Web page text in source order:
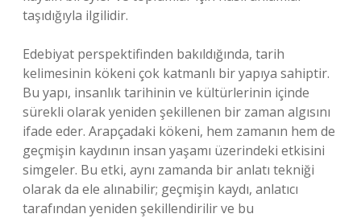
taşıdığıyla ilgilidir.
Edebiyat perspektifinden bakıldığında, tarih
kelimesinin kökeni çok katmanlı bir yapıya sahiptir.
Bu yapı, insanlık tarihinin ve kültürlerinin içinde
sürekli olarak yeniden şekillenen bir zaman algısını
ifade eder. Arapçadaki kökeni, hem zamanın hem de
geçmişin kaydının insan yaşamı üzerindeki etkisini
simgeler. Bu etki, aynı zamanda bir anlatı tekniği
olarak da ele alınabilir; geçmişin kaydı, anlatıcı
tarafından yeniden şekillendirilir ve bu